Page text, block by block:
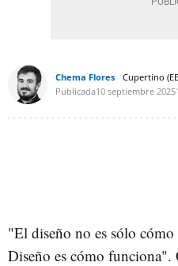
Chema Flores
Cupertino
Publicada10 septiembre 2025
"El diseño no es sólo cómo
Diseño es cómo funciona".